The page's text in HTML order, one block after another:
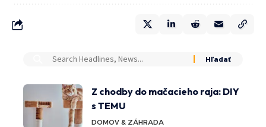
Z chodby do mačacieho raja: DIY
s TEMU
DOMOV & ZÁHRADA